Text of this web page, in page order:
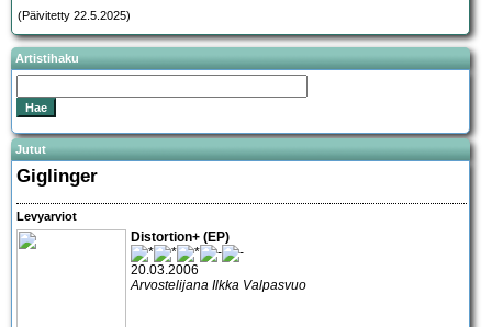
(Päivitetty 22.5.2025)
Artistihaku
Jutut
Giglinger
Levyarviot
Distortion+ (EP)
20.03.2006
Arvostelijana Ilkka Valpasvuo